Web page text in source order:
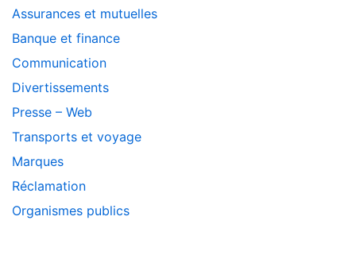
Assurances et mutuelles
Banque et finance
Communication
Divertissements
Presse – Web
Transports et voyage
Marques
Réclamation
Organismes publics